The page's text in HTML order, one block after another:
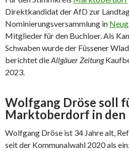
Direktkandidat der AfD zur
Nominierungsversammlung in
Mitglieder für den Buchloer. Als
Schwaben wurde der Füssener
berichtet dieAllgäuer Zeitung
2023.
Wolfgang Dröse soll
Marktoberdorf in den
Wolfgang Dröse ist 34 Jahre alt,
seit der Kommunalwahl 2020 als